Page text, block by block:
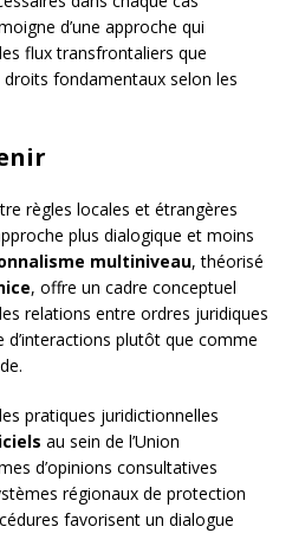
d’une approche qui
flux transfrontaliers que
fondamentaux selon les
règles locales et étrangères
plus dialogique et moins
multiniveau, théorisé
, offre un cadre conceptuel
relations entre ordres juridiques
plutôt que comme
pratiques juridictionnelles
au sein de l’Union
d’opinions consultatives
régionaux de protection
favorisent un dialogue